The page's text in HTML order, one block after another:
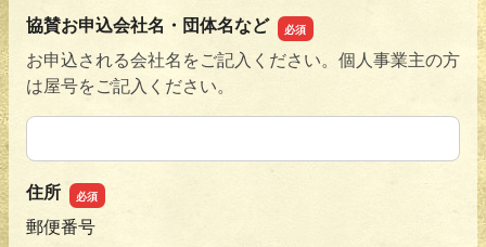
協賛お申込会社名・団体名など
お申込される会社名をご記入ください。個人事業主の方
は屋号をご記入ください。
協賛お申込会社名・団体名など
住所
郵便番号